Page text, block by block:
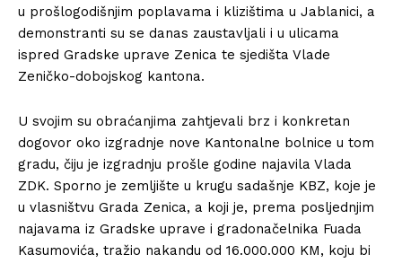
u prošlogodišnjim poplavama i klizištima u Jablanici, a
demonstranti su se danas zaustavljali i u ulicama
ispred Gradske uprave Zenica te sjedišta Vlade
Zeničko-dobojskog kantona.
U svojim su obraćanjima zahtjevali brz i konkretan
dogovor oko izgradnje nove Kantonalne bolnice u tom
gradu, čiju je izgradnju prošle godine najavila Vlada
ZDK. Sporno je zemljište u krugu sadašnje KBZ, koje je
u vlasništvu Grada Zenica, a koji je, prema posljednjim
najavama iz Gradske uprave i gradonačelnika Fuada
Kasumovića, tražio nakandu od 16.000.000 KM, koju bi